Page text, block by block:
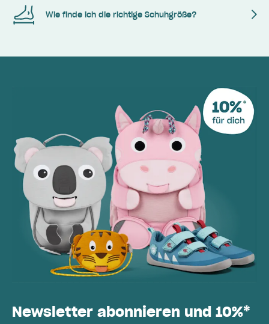
Wie finde ich die richtige Schuhgröße?
Newsletter abonnieren und 10%*